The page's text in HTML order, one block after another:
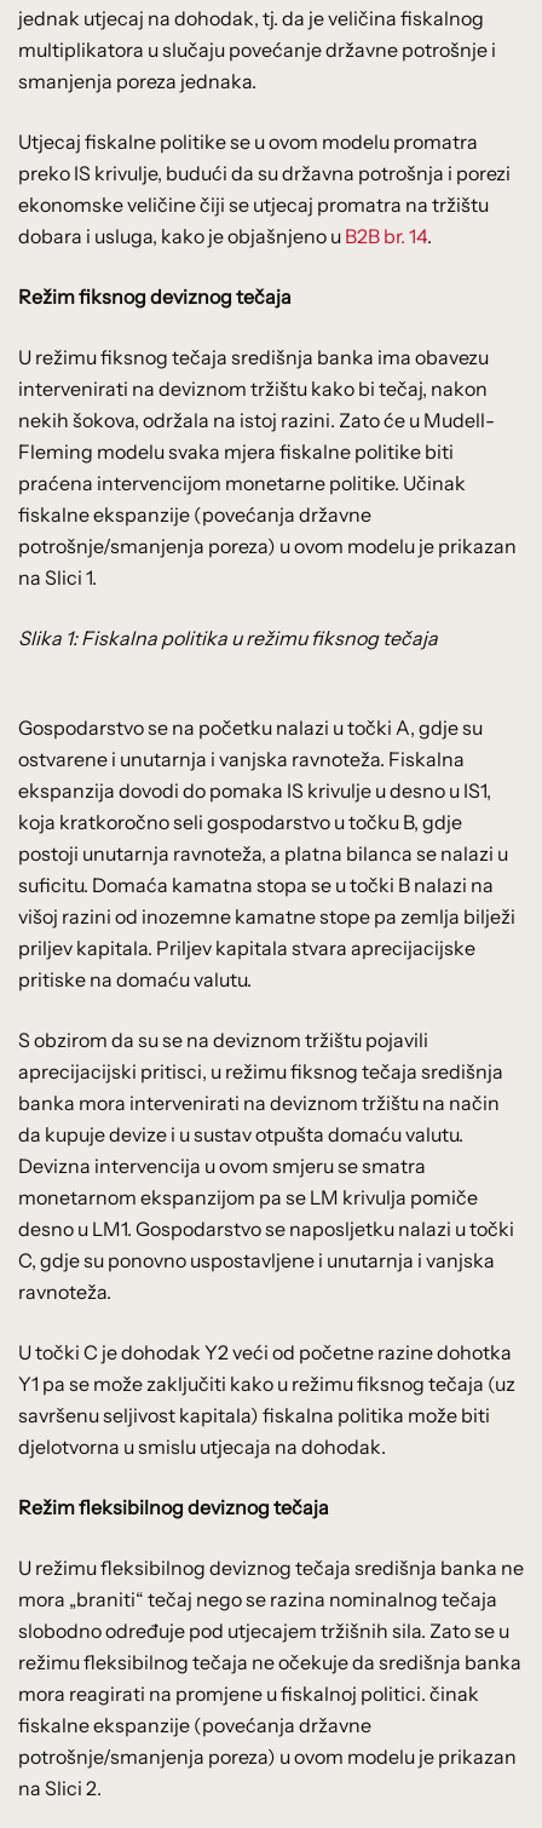
jednak utjecaj na dohodak, tj. da je veličina fiskalnog
multiplikatora u slučaju povećanje državne potrošnje i
smanjenja poreza jednaka.
Utjecaj fiskalne politike se u ovom modelu promatra
preko IS krivulje, budući da su državna potrošnja i porezi
ekonomske veličine čiji se utjecaj promatra na tržištu
dobara i usluga, kako je objašnjeno u B2B br. 14.
Režim fiksnog deviznog tečaja
U režimu fiksnog tečaja središnja banka ima obavezu
intervenirati na deviznom tržištu kako bi tečaj, nakon
nekih šokova, održala na istoj razini. Zato će u Mudell-
Fleming modelu svaka mjera fiskalne politike biti
praćena intervencijom monetarne politike. Učinak
fiskalne ekspanzije (povećanja državne
potrošnje/smanjenja poreza) u ovom modelu je prikazan
na Slici 1.
Slika 1: Fiskalna politika u režimu fiksnog tečaja
Gospodarstvo se na početku nalazi u točki A, gdje su
ostvarene i unutarnja i vanjska ravnoteža. Fiskalna
ekspanzija dovodi do pomaka IS krivulje u desno u IS1,
koja kratkoročno seli gospodarstvo u točku B, gdje
postoji unutarnja ravnoteža, a platna bilanca se nalazi u
suficitu. Domaća kamatna stopa se u točki B nalazi na
višoj razini od inozemne kamatne stope pa zemlja bilježi
priljev kapitala. Priljev kapitala stvara aprecijacijske
pritiske na domaću valutu.
S obzirom da su se na deviznom tržištu pojavili
aprecijacijski pritisci, u režimu fiksnog tečaja središnja
banka mora intervenirati na deviznom tržištu na način
da kupuje devize i u sustav otpušta domaću valutu.
Devizna intervencija u ovom smjeru se smatra
monetarnom ekspanzijom pa se LM krivulja pomiče
desno u LM1. Gospodarstvo se naposljetku nalazi u točki
C, gdje su ponovno uspostavljene i unutarnja i vanjska
ravnoteža.
U točki C je dohodak Y2 veći od početne razine dohotka
Y1 pa se može zaključiti kako u režimu fiksnog tečaja (uz
savršenu seljivost kapitala) fiskalna politika može biti
djelotvorna u smislu utjecaja na dohodak.
Režim fleksibilnog deviznog tečaja
U režimu fleksibilnog deviznog tečaja središnja banka ne
mora „braniti“ tečaj nego se razina nominalnog tečaja
slobodno određuje pod utjecajem tržišnih sila. Zato se u
režimu fleksibilnog tečaja ne očekuje da središnja banka
mora reagirati na promjene u fiskalnoj politici. činak
fiskalne ekspanzije (povećanja državne
potrošnje/smanjenja poreza) u ovom modelu je prikazan
na Slici 2.